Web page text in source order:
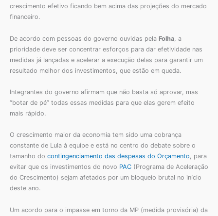
crescimento efetivo ficando bem acima das projeções do mercado
financeiro.
De acordo com pessoas do governo ouvidas pela Folha , a
prioridade deve ser concentrar esforços para dar efetividade nas
medidas já lançadas e acelerar a execução delas para garantir um
resultado melhor dos investimentos, que estão em queda.
Integrantes do governo afirmam que não basta só aprovar, mas
“botar de pé” todas essas medidas para que elas gerem efeito
mais rápido.
O crescimento maior da economia tem sido uma cobrança
constante de Lula à equipe e está no centro do debate sobre o
tamanho do contingenciamento das despesas do Orçamento, para
evitar que os investimentos do novo PAC (Programa de Aceleração
do Crescimento) sejam afetados por um bloqueio brutal no início
deste ano.
Um acordo para o impasse em torno da MP (medida provisória) da